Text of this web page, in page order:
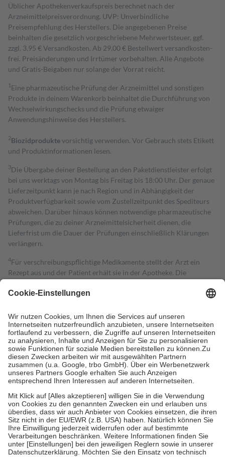
Üblicher Apothekenverkaufspreis berechnet nach der
Arzneimittelpreisverordnung. UVP: Unverbindliche
Preisempfehlung des Herstellers. Die angegebenen Preise
beinhalten die gesetzlich vorgeschriebene Mehrwertsteuer, ggf.
zzgl. 3,95 € Versandkosten. Ab 29,00 € Bestell­wert versand­kosten­
frei. Preisänderungen und Irrtümer vorbehalten. Alle Angebote
und Gratis-Beigaben nur solange der Vorrat reicht.
1 Eine pharmazeutische Prüfung der Arzneimittel und sonstigen
Produkte in deinem Warenkorb beinhaltet die Durchführung von
Wechselwirkungschecks und die Prüfung etwaiger
Anwendungshinweise des Herstellers.
2Biozidproduktevorsichtig verwenden. Vor Gebrauch stets Etikett
und Produktinformationen lesen.
3Die Übergabe deiner Bestellung an den Paketdienstleister erfolgt
bei uns werktags von Montag bis Freitag bis 18:00 Uhr. Der genaue
Lieferzeitpunkt kann je nach Region und in Abhängigkeit der
Produktverfügbarkeit sowie vom Zustellzeitpunkt des Spediteurs
abweichen. Darüber hinaus können notwendige pharmazeutische
Prüfungen, die zu deiner Arzneimittelsicherheit dienen, die
Lieferfrist um die Dauer der Prüfungen einschließlich Klärungen
verlängern.
4Für verschreibungspflichtige Medikamente stellt der Arzt ein
Rezept aus und der Patient erhält sie in der Apotheke. Die
Kosten dafür, der Versicherte trägt einen Teil davon als Zuzahlung
Grundsätzlich leisten Mitglieder Zuzahlungen in Höhe von zehn
Prozent des Abgabepreises,mindestensjedochfünf Euround
höchstens zehn Euro.Es sind jedoch nie mehr als die tatsächlichen
Kosten der Leistung zu entrichten.
Diese Regeln gelten grundsätzlich auch für Online-Apotheken.
Bei Heilmitteln und häuslicher Krankenpflege beträgt die
Zuzahlung zehn Prozent der Kosten sowie zehn Euro je
Um das Engagement der Versicherten für ihre eigene Gesundheit zu
stärken und die besondere Stellung der Familie zu unterstützen,
fallenkeine Zuzahlungen an bei:
• Kindern und Jugendlichen bis zum vollendeten 18. Lebensjahr
mit Ausnahme der Fahrkosten
• Untersuchungen zur Vorsorge und Früherkennung, die von der